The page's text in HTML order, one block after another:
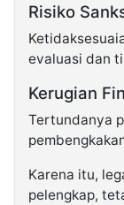
Risiko
evaluasi dan
Kerugian
Tertundanya
Karena itu,
pelengkap,